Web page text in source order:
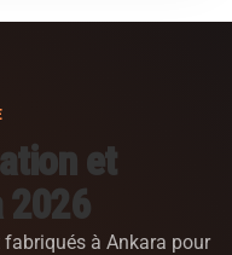
et
à Ankara pour